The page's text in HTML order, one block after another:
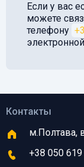
Если у вас
можете
телефону
Контакты
м.Полтава,
+38 050